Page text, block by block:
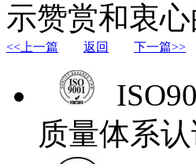
示赞赏和衷心
<<上一篇 返回 下一篇>>
质量体系